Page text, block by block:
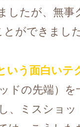
したが、無
ができまし
いう面白い
ドの先端）
、ミスショ